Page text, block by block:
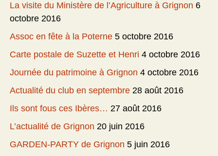
La visite du Ministère de l’Agriculture à Grignon 6
octobre 2016
Assoc en fête à la Poterne 5 octobre 2016
Carte postale de Suzette et Henri 4 octobre 2016
Journée du patrimoine à Grignon 4 octobre 2016
Actualité du club en septembre 28 août 2016
Ils sont fous ces Ibères… 27 août 2016
L’actualité de Grignon 20 juin 2016
GARDEN-PARTY de Grignon 5 juin 2016